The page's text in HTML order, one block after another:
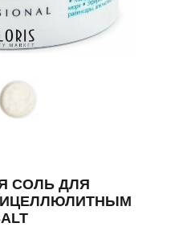
СОЛЬ ДЛЯ